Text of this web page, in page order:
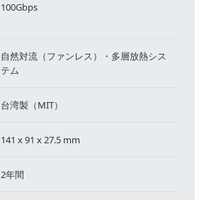
100Gbps
自然対流（ファンレス）・多層放熱シス
テム
台湾製（MIT）
141 x 91 x 27.5 mm
2年間